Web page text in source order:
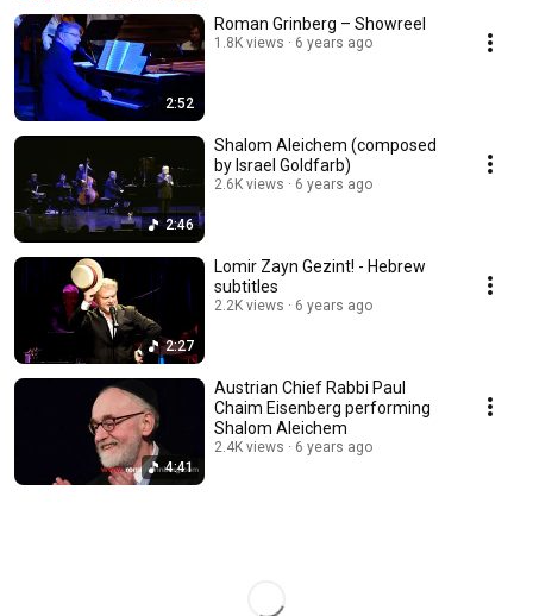
2:52
Roman Grinberg – Showreel
1.8K views 6 years ago
2:46
Shalom Aleichem (composed
by Israel Goldfarb)
2.6K views 6 years ago
2:27
Lomir Zayn Gezint! - Hebrew
subtitles
2.2K views 6 years ago
4:41
Austrian Chief Rabbi Paul
Chaim Eisenberg performing
Shalom Aleichem
2.4K views 6 years ago